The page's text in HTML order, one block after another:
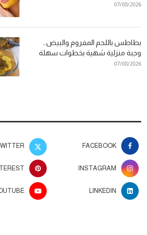
07/08/2026
بطاطس باللحم المفروم والبيض…
وجبة منزلية شهية بخطوات سهلة
07/08/2026
FACEBOOK
INSTAGRAM
LINKEDIN